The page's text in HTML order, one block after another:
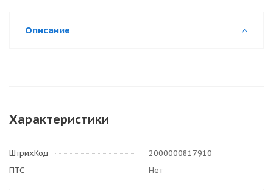
Описание
Характеристики
ШтрихКод
2000000817910
ПТС
Нет